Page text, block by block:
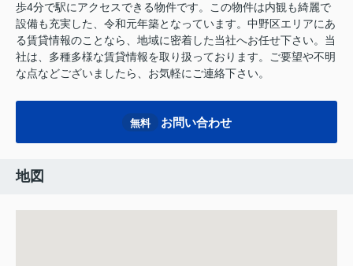
歩4分で駅にアクセスできる物件です。この物件は内観も綺麗で
設備も充実した、令和元年築となっています。中野区エリアにあ
る賃貸情報のことなら、地域に密着した当社へお任せ下さい。当
社は、多種多様な賃貸情報を取り扱っております。ご要望や不明
な点などございましたら、お気軽にご連絡下さい。
無料 お問い合わせ
地図